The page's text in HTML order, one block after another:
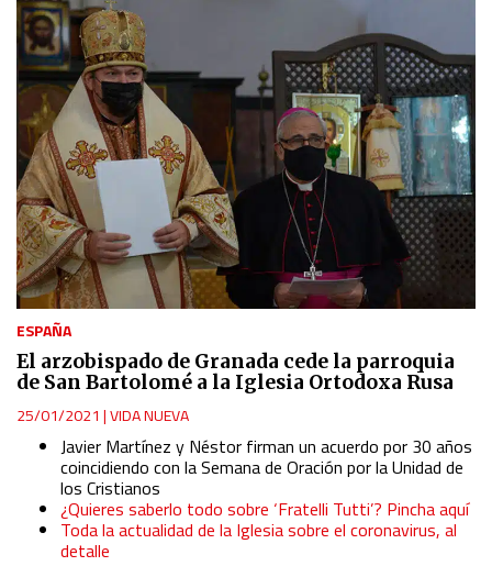
ESPAÑA
El arzobispado de Granada cede la parroquia
de San Bartolomé a la Iglesia Ortodoxa Rusa
25/01/2021 |VIDA NUEVA
Javier Martínez y Néstor firman un acuerdo por 30 años
coincidiendo con la Semana de Oración por la Unidad de
los Cristianos
¿Quieres saberlo todo sobre ‘Fratelli Tutti’? Pincha aquí
Toda la actualidad de la Iglesia sobre el coronavirus, al
detalle